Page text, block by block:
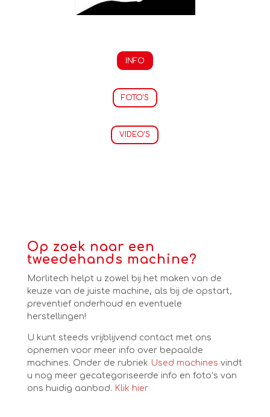
INFO
FOTO'S
VIDEO'S
Op zoek naar een
tweedehands machine?
Morlitech helpt u zowel bij het maken van de
keuze van de juiste machine, als bij de opstart,
preventief onderhoud en eventuele
herstellingen!
U kunt steeds vrijblijvend contact met ons
opnemen voor meer info over bepaalde
machines. Onder de rubriek Used machines vindt
u nog meer gecategoriseerde info en foto’s van
ons huidig aanbod. Klik hier